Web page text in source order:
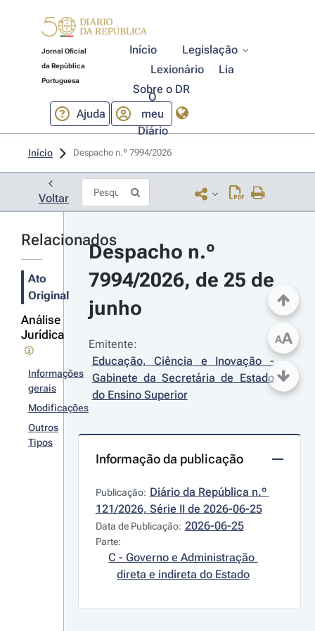
Jornal Oficial
da República
Portuguesa
Início
Legislação
Lexionário
Lia
Sobre o DR
Ajuda
O
meu
Diário
Início Despacho n.º 7994/2026
Voltar
Relacionados
Ato
Original
Análise
Jurídica
Informações
gerais
Modificações
Outros
Tipos
Despacho n.º
7994/2026, de 25 de
junho
Emitente:
Educação, Ciência e Inovação -
Gabinete da Secretária de Estado
do Ensino Superior
Informação da publicação
Publicação: Diário da República n.º
121/2026, Série II de 2026-06-25
Data de Publicação: 2026-06-25
Parte:
C - Governo e Administração
direta e indireta do Estado
AA